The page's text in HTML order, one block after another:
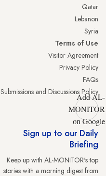
Qatar
Lebanon
Syria
Terms of Use
Visitor Agreement
Privacy Policy
FAQs
Submissions and Discussions Policy
Add AL-
MONITOR
on Google
Sign up to our Daily
Briefing
Keep up with AL-MONITOR's top
stories with a morning digest from